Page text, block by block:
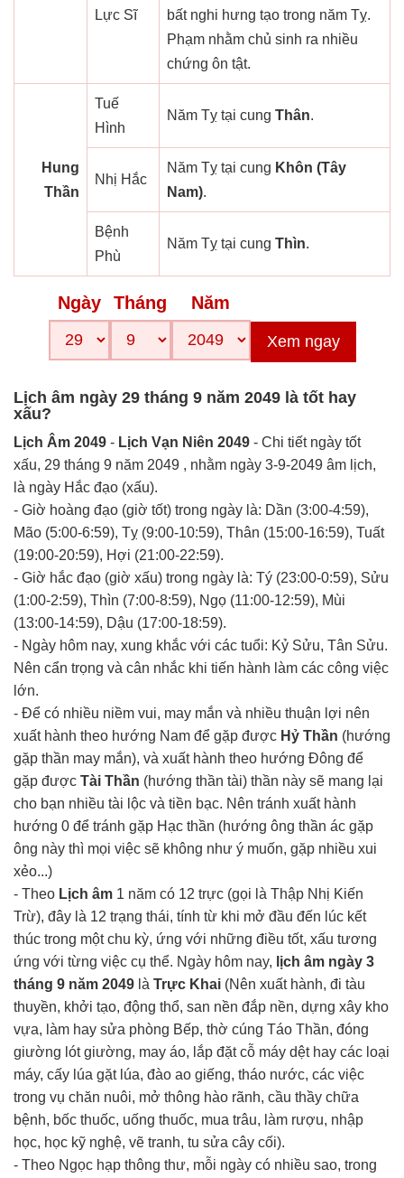
Lực Sĩ
bất nghi hưng tạo trong năm Tỵ.
Phạm nhằm chủ sinh ra nhiều
chứng ôn tật.
Hung
Thần
Tuế
Hình
Năm Tỵ tại cung Thân.
Nhị Hắc
Năm Tỵ tại cung Khôn (Tây
Nam).
Bệnh
Phù
Năm Tỵ tại cung Thìn.
Ngày Tháng Năm
Xem ngay
Lịch âm ngày 29 tháng 9 năm 2049 là tốt hay
xấu?
Lịch Âm 2049 - Lịch Vạn Niên 2049 - Chi tiết ngày tốt
xấu, 29 tháng 9 năm 2049 , nhằm ngày 3-9-2049 âm lịch,
là ngày Hắc đạo (xấu).
- Giờ hoàng đạo (giờ tốt) trong ngày là: Dần (3:00-4:59),
Mão (5:00-6:59), Tỵ (9:00-10:59), Thân (15:00-16:59), Tuất
(19:00-20:59), Hợi (21:00-22:59).
- Giờ hắc đạo (giờ xấu) trong ngày là: Tý (23:00-0:59), Sửu
(1:00-2:59), Thìn (7:00-8:59), Ngọ (11:00-12:59), Mùi
(13:00-14:59), Dậu (17:00-18:59).
- Ngày hôm nay, xung khắc với các tuổi: Kỷ Sửu, Tân Sửu.
Nên cẩn trọng và cân nhắc khi tiến hành làm các công việc
lớn.
- Để có nhiều niềm vui, may mắn và nhiều thuận lợi nên
xuất hành theo hướng Nam để gặp được Hỷ Thần (hướng
gặp thần may mắn), và xuất hành theo hướng Đông để
gặp được Tài Thần (hướng thần tài) thần này sẽ mang lại
cho bạn nhiều tài lộc và tiền bạc. Nên tránh xuất hành
hướng 0 để tránh gặp Hạc thần (hướng ông thần ác gặp
ông này thì mọi việc sẽ không như ý muốn, gặp nhiều xui
xẻo...)
- Theo Lịch âm 1 năm có 12 trực (gọi là Thập Nhị Kiến
Trừ), đây là 12 trạng thái, tính từ khi mở đầu đến lúc kết
thúc trong một chu kỳ, ứng với những điều tốt, xấu tương
ứng với từng việc cụ thể. Ngày hôm nay, lịch âm ngày 3
tháng 9 năm 2049 là Trực Khai (Nên xuất hành, đi tàu
thuyền, khởi tạo, động thổ, san nền đắp nền, dựng xây kho
vựa, làm hay sửa phòng Bếp, thờ cúng Táo Thần, đóng
giường lót giường, may áo, lắp đặt cỗ máy dệt hay các loại
máy, cấy lúa gặt lúa, đào ao giếng, tháo nước, các việc
trong vụ chăn nuôi, mở thông hào rãnh, cầu thầy chữa
bệnh, bốc thuốc, uống thuốc, mua trâu, làm rượu, nhập
học, học kỹ nghệ, vẽ tranh, tu sửa cây cối).
- Theo Ngọc hạp thông thư, mỗi ngày có nhiều sao, trong